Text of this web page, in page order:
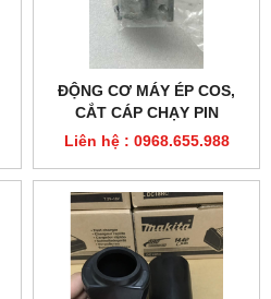
ĐỘNG CƠ MÁY ÉP COS,
CẮT CÁP CHẠY PIN
Liên hệ : 0968.655.988